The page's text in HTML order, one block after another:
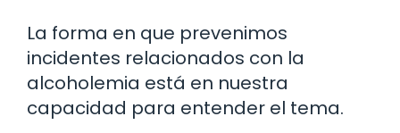
La forma en que prevenimos
incidentes relacionados con la
alcoholemia está en nuestra
capacidad para entender el tema.